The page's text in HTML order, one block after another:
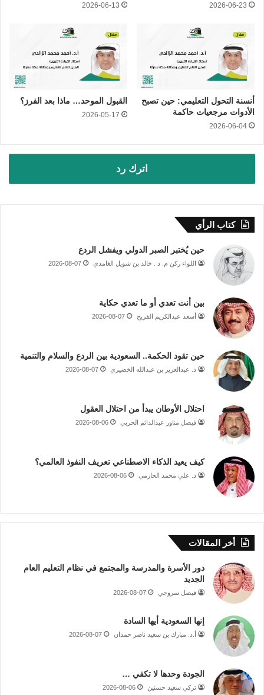
2026-06-23
2026-06-13
أنسنة التحول التعليمي: حين تصبح
الأدوات مرجعيات حاكمة
2026-06-04
القبول الموحد… ماذا بعد الفرز؟
2026-05-17
اترك رد
كتاب الرأي
حين يُختبر الصبر الدولي ويفشل الردع
اللواء ركن م. د . خالد بن شويل الغامدي 2026-08-07
بين أنت تعدي أو ما تعدي حكاية
أسعد عبدالكريم الفريح 2026-08-07
حين تقود الحكمة.. السعودية بين الردع والسلام والتنمية
د. عبدالعزيز بن عبدالله الخضيري 2026-08-07
احتلال الأوطان يبدأ من احتلال العقول
فيصل مناور عبدالدائم الحربي 2026-08-06
كيف يعيد الذكاء الاصطناعي تعريف النفوذ العالمي؟
د. علي محمد الحازمي 2026-08-06
أخر المقالات
دور الأسرة والمدرسة والمجتمع في نظام التعليم العام
الجديد
فيصل سروجي 2026-08-07
إنها السعودية أيها السادة
أ.د. مبارك بن سعيد ناصر حمدان 2026-08-07
الجودة وحدها لا تكفي …
تركي سعيد حسنين 2026-08-06